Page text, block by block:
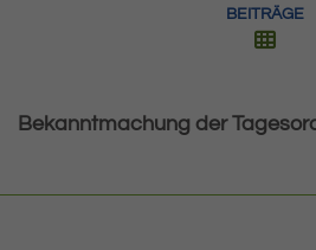
BEITRÄGE
Titel für Beitrag
Bekanntmachung der Tagesordnung öffentlicher